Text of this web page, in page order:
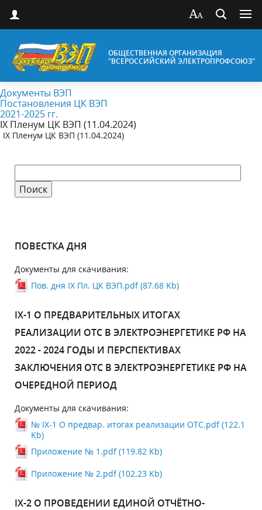
ОБЩЕСТВЕННАЯ ОРГАНИЗАЦИЯ
"ВСЕРОССИЙСКИЙ ЭЛЕКТРОПРОФСОЮЗ"
Документы ВЭП
Постановления ЦК ВЭП
2021-2025 гг.
IX Пленум ЦК ВЭП (11.04.2024)
IX Пленум ЦК ВЭП (11.04.2024)
ПОВЕСТКА ДНЯ
Документы для скачивания:
Пов. дня IX Пл. ЦК ВЭП.pdf (87.68 Kb)
IX-1 О ПРЕДВАРИТЕЛЬНЫХ ИТОГАХ
РЕАЛИЗАЦИИ ОТС В ЭЛЕКТРОЭНЕРГЕТИКЕ РФ НА
2022 - 2024 ГОДЫ И ПЕРСПЕКТИВАХ
ЗАКЛЮЧЕНИЯ ОТС В ЭЛЕКТРОЭНЕРГЕТИКЕ РФ НА
ОЧЕРЕДНОЙ ПЕРИОД
Документы для скачивания:
№ IX-1 О предвар. итогах реализации ОТС.pdf (122.1
Kb)
Приложение № 1.pdf (119.82 Kb)
Приложение № 2.pdf (102.23 Kb)
IX-2 О ПРОВЕДЕНИИ ЕДИНОЙ ОТЧЁТНО-